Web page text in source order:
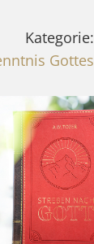
Kategorie:
Gottes